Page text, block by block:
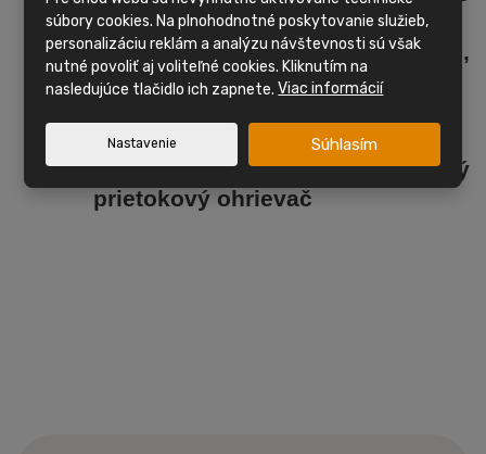
vykurovanie
Kúpeľňa so sprchovacím kútom,
umývadlom a WC
1x väčšia spálňa , celkom 1 lôžko
Mobilný dommá plynový
prietokový ohrievač
súbory cookies. Na plnohodnotné poskytovanie služieb,
personalizáciu reklám a analýzu návštevnosti sú však
nutné povoliť aj voliteľné cookies. Kliknutím na
nasledujúce tlačidlo ich zapnete.Viac informácií
Nastavenie Súhlasím